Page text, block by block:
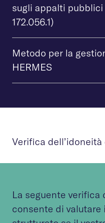
sugli appalti pubblici
172.056.1)
Metodo per la
HERMES
Verifica
La seguente verifica
consente di valutare